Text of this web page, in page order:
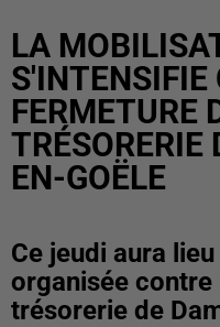
LA
S'INTENSIFIE
FERMETURE
EN-GOËLE
Ce jeudi aura
organisée
trésorerie de